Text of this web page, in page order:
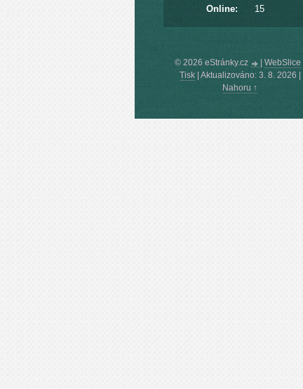
Online: 15
© 2026 eStránky.cz WebSlice
Tisk| Aktualizováno: 3. 8. 2026
Nahoru ↑